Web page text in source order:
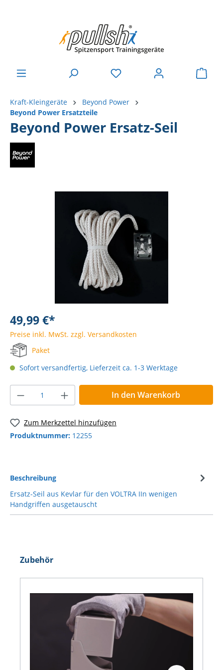
Kraft-Kleingeräte
Beyond Power
Beyond Power Ersatzteile
Beyond Power Ersatz-Seil
49,99 €*
Preise inkl. MwSt. zzgl. Versandkosten
Paket
Sofort versandfertig, Lieferzeit ca. 1-3 Werktage
In den Warenkorb
Zum Merkzettel hinzufügen
Produktnummer: 12255
Beschreibung
Ersatz-Seil aus Kevlar für den VOLTRA IIn wenigen
Handgriffen ausgetauscht
Zubehör